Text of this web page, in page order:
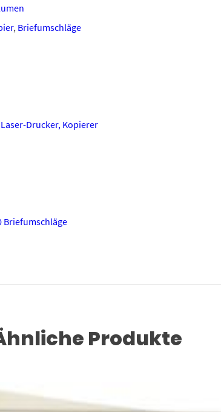
, Briefumschläge
Drucker, Kopierer
Briefumschläge
Produkte